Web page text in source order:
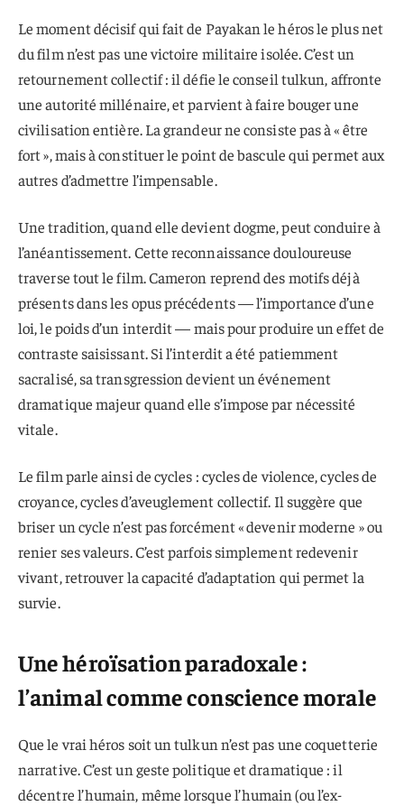
Le moment décisif qui fait de Payakan le héros le plus net
du film n’est pas une victoire militaire isolée. C’est un
retournement collectif : il défie le conseil tulkun, affronte
une autorité millénaire, et parvient à faire bouger une
civilisation entière. La grandeur ne consiste pas à « être
fort », mais à constituer le point de bascule qui permet aux
autres d’admettre l’impensable.
Une tradition, quand elle devient dogme, peut conduire à
l’anéantissement. Cette reconnaissance douloureuse
traverse tout le film. Cameron reprend des motifs déjà
présents dans les opus précédents — l’importance d’une
loi, le poids d’un interdit — mais pour produire un effet de
contraste saisissant. Si l’interdit a été patiemment
sacralisé, sa transgression devient un événement
dramatique majeur quand elle s’impose par nécessité
vitale.
Le film parle ainsi de cycles : cycles de violence, cycles de
croyance, cycles d’aveuglement collectif. Il suggère que
briser un cycle n’est pas forcément « devenir moderne » ou
renier ses valeurs. C’est parfois simplement redevenir
vivant, retrouver la capacité d’adaptation qui permet la
survie.
Une héroïsation paradoxale :
l’animal comme conscience morale
Que le vrai héros soit un tulkun n’est pas une coquetterie
narrative. C’est un geste politique et dramatique : il
décentre l’humain, même lorsque l’humain (ou l’ex-